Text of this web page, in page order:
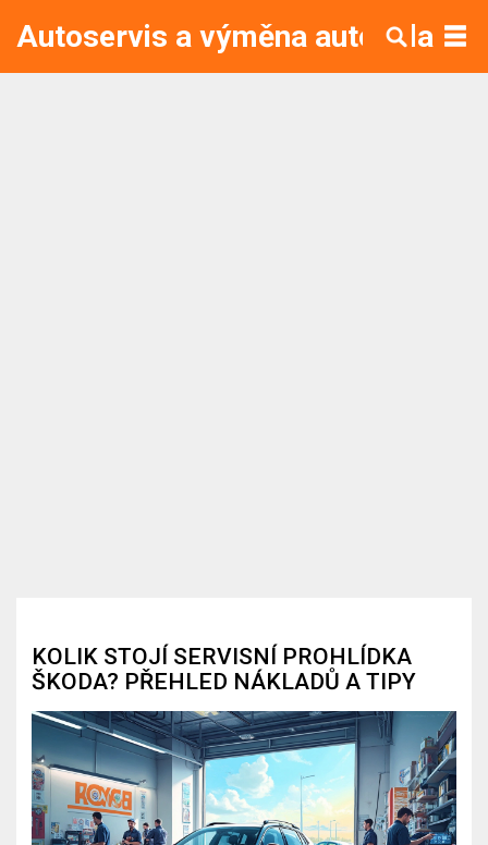
Autoservis a výměna autoskla
KOLIK STOJÍ SERVISNÍ PROHLÍDKA
ŠKODA? PŘEHLED NÁKLADŮ A TIPY